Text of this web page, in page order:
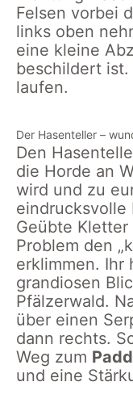
Felsen vorbei
links oben
eine kleine
beschildert
laufen.
Der Hasenteller –
Den
die Horde an
wird und zu
eindrucksvolle
Geübte
Problem den
erklimmen. Ihr
grandiosen
Pfälzerwald.
über einen
dann rechts.
Weg zum
und eine